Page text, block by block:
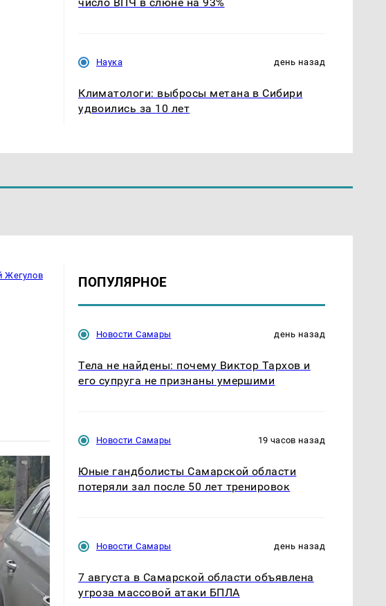
Наука день назад
Климатологи: выбросы метана в Сибири
удвоились за 10 лет
Жегулов ПОПУЛЯРНОЕ
Новости Самары день назад
Тела не найдены: почему Виктор Тархов и
его супруга не признаны умершими
Новости Самары 19 часов назад
Юные гандболисты Самарской области
потеряли зал после 50 лет тренировок
Новости Самары день назад
7 августа в Самарской области объявлена
угроза массовой атаки БПЛА